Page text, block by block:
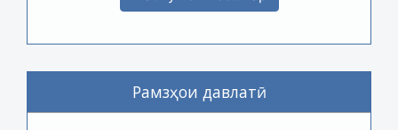
Рамзҳои давлатӣ